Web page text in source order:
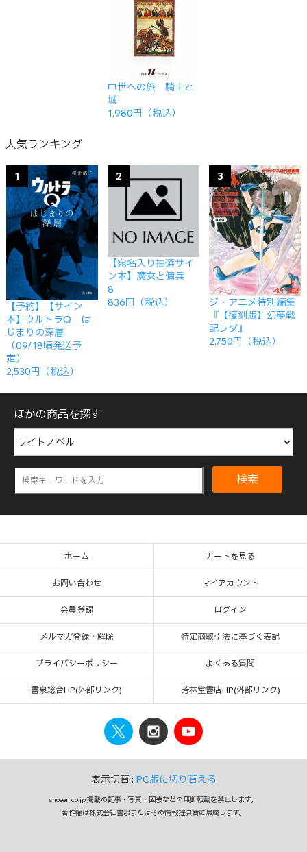
中世への旅 騎士と
城
1,980円（税込）
人気ランキング
1
【予約】【サイン
本】ウルトラQ は
じまりの深層
（09/18頃発送予
定）
2,530円（税込）
2
【宛名入り抽選サイ
ン本】魔女と傭兵
8
836円（税込）
3
ジ・アニメ特別編集
『【復刻版】幻夢戦
記レダ』
2,750円（税込）
ほかの商品を探す
検索
ホーム カートを見る
お問い合わせ マイアカウント
会員登録 ログイン
メルマガ登録・解除 特定商取引法に基づく表記
プライバシーポリシー よくある質問
書泉総合HP(外部リンク) 芳林堂書店HP(外部リンク)
表示切替 : PC版に切り替える
shosen.co.jp 掲載の記事・写真・図表などの無断転載を禁止します。
著作権は株式会社書泉またはその情報提供者に帰属します。